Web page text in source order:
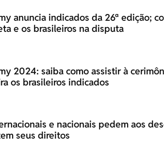
anuncia indicados da 26ª edição;
e os brasileiros na disputa
2024: saiba como assistir à
os brasileiros indicados
e nacionais pedem aos
seus direitos